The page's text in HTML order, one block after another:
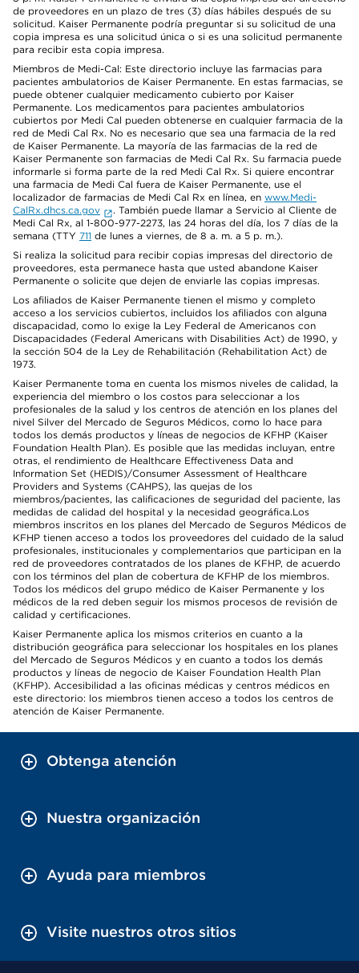
de proveedores en un plazo de tres (3) días hábiles después de su
solicitud. Kaiser Permanente podría preguntar si su solicitud de una
copia impresa es una solicitud única o si es una solicitud permanente
para recibir esta copia impresa.
Miembros de Medi-Cal: Este directorio incluye las farmacias para
pacientes ambulatorios de Kaiser Permanente. En estas farmacias, se
puede obtener cualquier medicamento cubierto por Kaiser
Permanente. Los medicamentos para pacientes ambulatorios
cubiertos por Medi Cal pueden obtenerse en cualquier farmacia de la
red de Medi Cal Rx. No es necesario que sea una farmacia de la red
de Kaiser Permanente. La mayoría de las farmacias de la red de
Kaiser Permanente son farmacias de Medi Cal Rx. Su farmacia puede
informarle si forma parte de la red Medi Cal Rx. Si quiere encontrar
una farmacia de Medi Cal fuera de Kaiser Permanente, use el
localizador de farmacias de Medi Cal Rx en línea, en www.Medi-
CalRx.dhcs.ca.gov
. También puede llamar a Servicio al Cliente de
Medi Cal Rx, al 1-800-977-2273, las 24 horas del día, los 7 días de la
semana (TTY 711 de lunes a viernes, de 8 a. m. a 5 p. m.).
Si realiza la solicitud para recibir copias impresas del directorio de
proveedores, esta permanece hasta que usted abandone Kaiser
Permanente o solicite que dejen de enviarle las copias impresas.
Los afiliados de Kaiser Permanente tienen el mismo y completo
acceso a los servicios cubiertos, incluidos los afiliados con alguna
discapacidad, como lo exige la Ley Federal de Americanos con
Discapacidades (Federal Americans with Disabilities Act) de 1990, y
la sección 504 de la Ley de Rehabilitación (Rehabilitation Act) de
1973.
Kaiser Permanente toma en cuenta los mismos niveles de calidad, la
experiencia del miembro o los costos para seleccionar a los
profesionales de la salud y los centros de atención en los planes del
nivel Silver del Mercado de Seguros Médicos, como lo hace para
todos los demás productos y líneas de negocios de KFHP (Kaiser
Foundation Health Plan). Es posible que las medidas incluyan, entre
otras, el rendimiento de Healthcare Effectiveness Data and
Information Set (HEDIS)/Consumer Assessment of Healthcare
Providers and Systems (CAHPS), las quejas de los
miembros/pacientes, las calificaciones de seguridad del paciente, las
medidas de calidad del hospital y la necesidad geográfica.Los
miembros inscritos en los planes del Mercado de Seguros Médicos de
KFHP tienen acceso a todos los proveedores del cuidado de la salud
profesionales, institucionales y complementarios que participan en la
red de proveedores contratados de los planes de KFHP, de acuerdo
con los términos del plan de cobertura de KFHP de los miembros.
Todos los médicos del grupo médico de Kaiser Permanente y los
médicos de la red deben seguir los mismos procesos de revisión de
calidad y certificaciones.
Kaiser Permanente aplica los mismos criterios en cuanto a la
distribución geográfica para seleccionar los hospitales en los planes
del Mercado de Seguros Médicos y en cuanto a todos los demás
productos y líneas de negocio de Kaiser Foundation Health Plan
(KFHP). Accesibilidad a las oficinas médicas y centros médicos en
este directorio: los miembros tienen acceso a todos los centros de
atención de Kaiser Permanente.
Obtenga atención
Nuestra organización
Ayuda para miembros
Visite nuestros otros sitios